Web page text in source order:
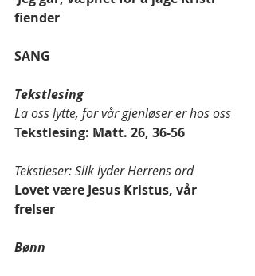
fiender
SANG
Tekstlesing
La oss lytte, for vår gjenløser er hos oss
Tekstlesing: Matt. 26, 36-56
Tekstleser: Slik lyder Herrens ord
Lovet være Jesus Kristus, vår
frelser
Bønn